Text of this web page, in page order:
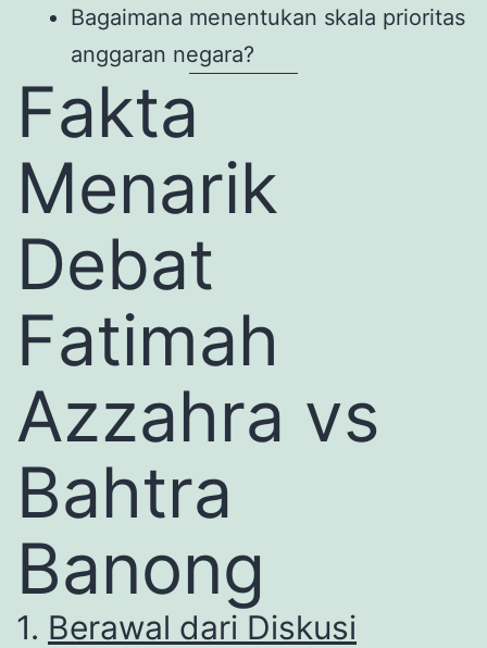
Bagaimana menentukan skala prioritas
anggaran negara?
Fakta
Menarik
Debat
Fatimah
Azzahra vs
Bahtra
Banong
1. Berawal dari Diskusi